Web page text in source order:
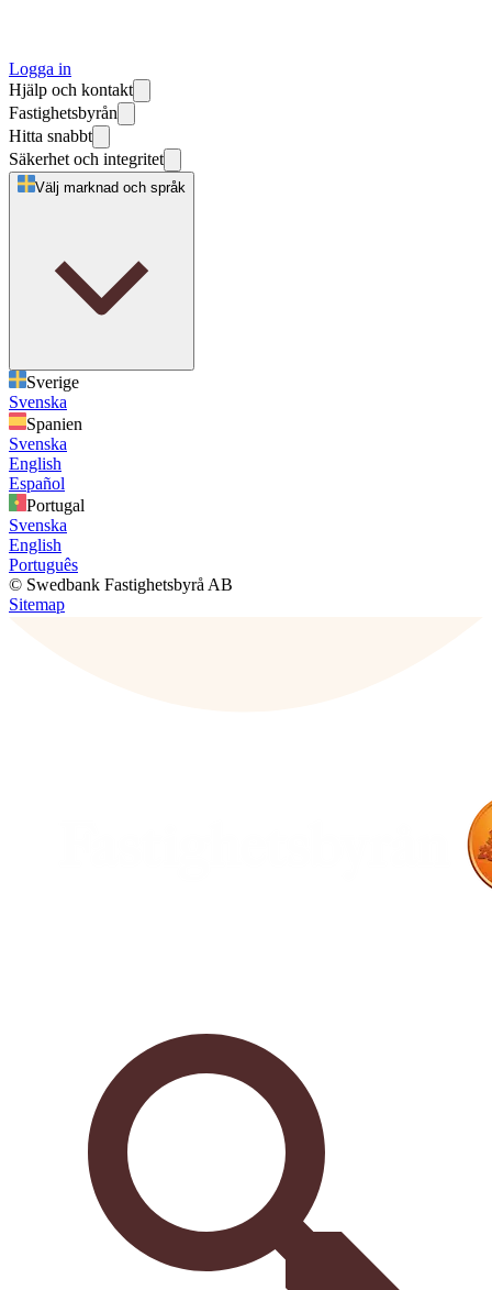
Logga in
Hjälp och kontakt
Fastighetsbyrån
Hitta snabbt
Säkerhet och integritet
Välj marknad och språk
Sverige
Svenska
Spanien
Svenska
English
Español
Portugal
Svenska
English
Português
© Swedbank Fastighetsbyrå AB
Sitemap